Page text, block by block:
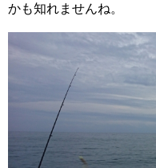
かも知れませんね。